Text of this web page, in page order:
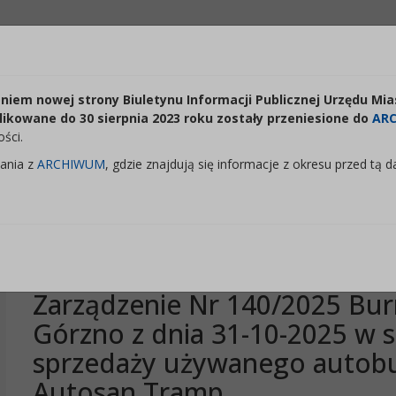
Zmień odstęp między literami
Zmień interlinię i margines między paragrafami
Przywróć ustawienia domyślne
Czytaj odnośniki
Zarządzenie Nr 140/2025
Górzno z dnia 31-10-2025 w
sprzedaży używanego
nowej strony Biuletynu Informacji Publicznej Urzędu
do 30 sierpnia 2023 roku zostały przeniesione do
z ARCHIWUM, gdzie znajdują się informacje z okresu przed tą